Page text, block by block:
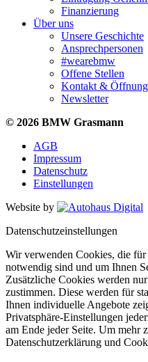
Finanzierung
Über uns
Unsere Geschichte
Ansprechpersonen
#wearebmw
Offene Stellen
Kontakt &
Newsletter
© 2026 BMW Grasmann
AGB
Impressum
Datenschutz
Einstellungen
Website by
Datenschutzeinstellungen
Wir verwenden Cookies, die
notwendig sind und um Ihnen
Zusätzliche Cookies werden
zustimmen. Diese werden für
Ihnen individuelle Angebote
Privatsphäre-Einstellungen
am Ende jeder Seite. Um mehr
Datenschutzerklärung und